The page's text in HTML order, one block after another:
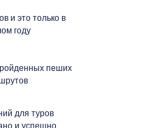
пеших
для туров
и это только в
году